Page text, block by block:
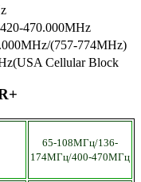
470.000MHz
(757-774MHz)
Cellular Block
65-108МГц/136-
174МГц/400-470МГц